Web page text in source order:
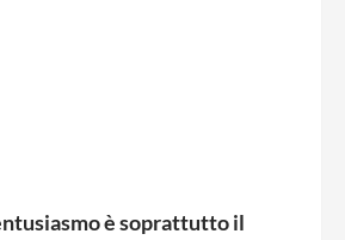
è soprattutto il